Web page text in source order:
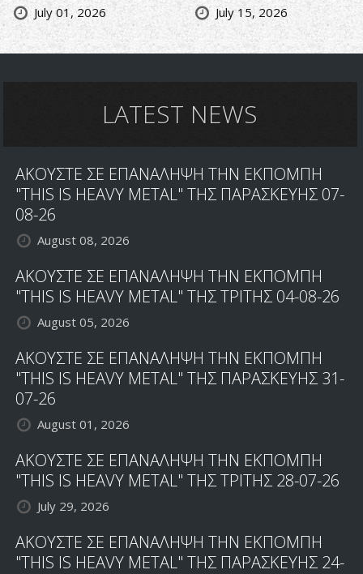
July 01, 2026 July 15, 2026
LATEST NEWS
ΑΚΟΥΣΤΕ ΣΕ ΕΠΑΝΑΛΗΨΗ ΤΗΝ ΕΚΠΟΜΠΗ
"THIS IS HEAVY METAL" ΤΗΣ ΠΑΡΑΣΚΕΥΗΣ 07-
08-26
August 08, 2026
ΑΚΟΥΣΤΕ ΣΕ ΕΠΑΝΑΛΗΨΗ ΤΗΝ ΕΚΠΟΜΠΗ
"THIS IS HEAVY METAL" ΤΗΣ ΤΡΙΤΗΣ 04-08-26
August 05, 2026
ΑΚΟΥΣΤΕ ΣΕ ΕΠΑΝΑΛΗΨΗ ΤΗΝ ΕΚΠΟΜΠΗ
"THIS IS HEAVY METAL" ΤΗΣ ΠΑΡΑΣΚΕΥΗΣ 31-
07-26
August 01, 2026
ΑΚΟΥΣΤΕ ΣΕ ΕΠΑΝΑΛΗΨΗ ΤΗΝ ΕΚΠΟΜΠΗ
"THIS IS HEAVY METAL" ΤΗΣ ΤΡΙΤΗΣ 28-07-26
July 29, 2026
ΑΚΟΥΣΤΕ ΣΕ ΕΠΑΝΑΛΗΨΗ ΤΗΝ ΕΚΠΟΜΠΗ
"THIS IS HEAVY METAL" ΤΗΣ ΠΑΡΑΣΚΕΥΗΣ 24-